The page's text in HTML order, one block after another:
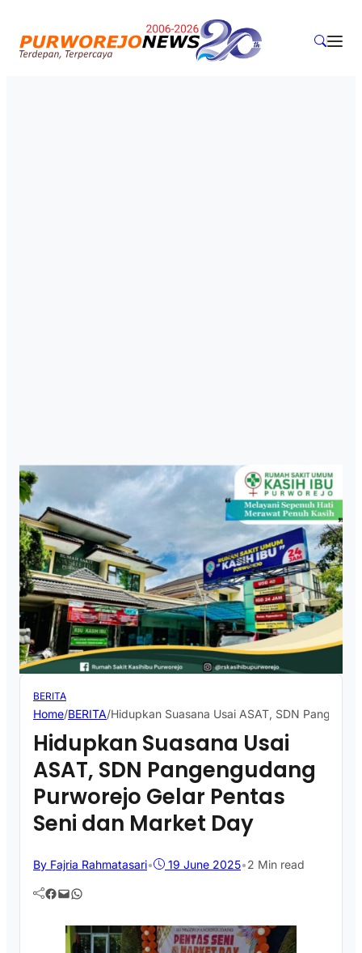
BERITA
Home/BERITA/Hidupkan Suasana Usai ASAT, SDN
Hidupkan Suasana Usai
ASAT, SDN Pangengudang
Purworejo Gelar Pentas
Seni dan Market Day
By Fajria Rahmatasari• 19 June 2025•2 Min read
Facebook Mail WhatsApp